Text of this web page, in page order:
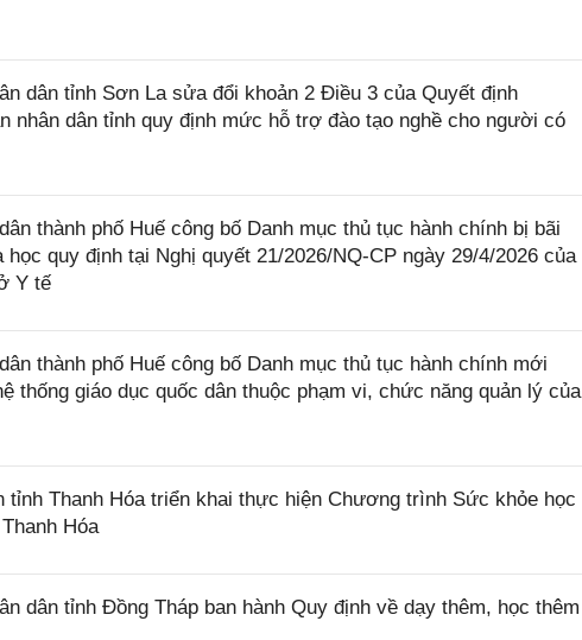
dân tỉnh Sơn La sửa đổi khoản 2 Điều 3 của Quyết định
nhân dân tỉnh quy định mức hỗ trợ đào tạo nghề cho người có
thành phố Huế công bố Danh mục thủ tục hành chính bị bãi
quy định tại Nghị quyết 21/2026/NQ-CP ngày 29/4/2026 của
Y tế
thành phố Huế công bố Danh mục thủ tục hành chính mới
thống giáo dục quốc dân thuộc phạm vi, chức năng quản lý của
tỉnh Thanh Hóa triển khai thực hiện Chương trình Sức khỏe học
Hóa
dân tỉnh Đồng Tháp ban hành Quy định về dạy thêm, học thêm